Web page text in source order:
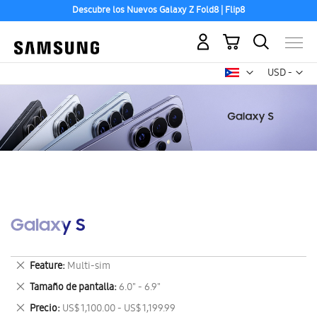
Descubre los Nuevos Galaxy Z Fold8 | Flip8
USD -
dólar
Mi carrito
Galaxy S
Feature Multi-sim
Eliminar
este
artículo
Tamaño de pantalla 6.0" - 6.9"
Eliminar
este
Precio US$ 1,100.00 - US$ 1,199.99
Eliminar